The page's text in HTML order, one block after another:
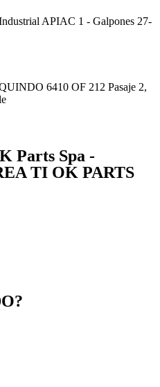
APIAC 1 - Galpones 27-
6410 OF 212 Pasaje 2,
Parts Spa -
TI OK PARTS